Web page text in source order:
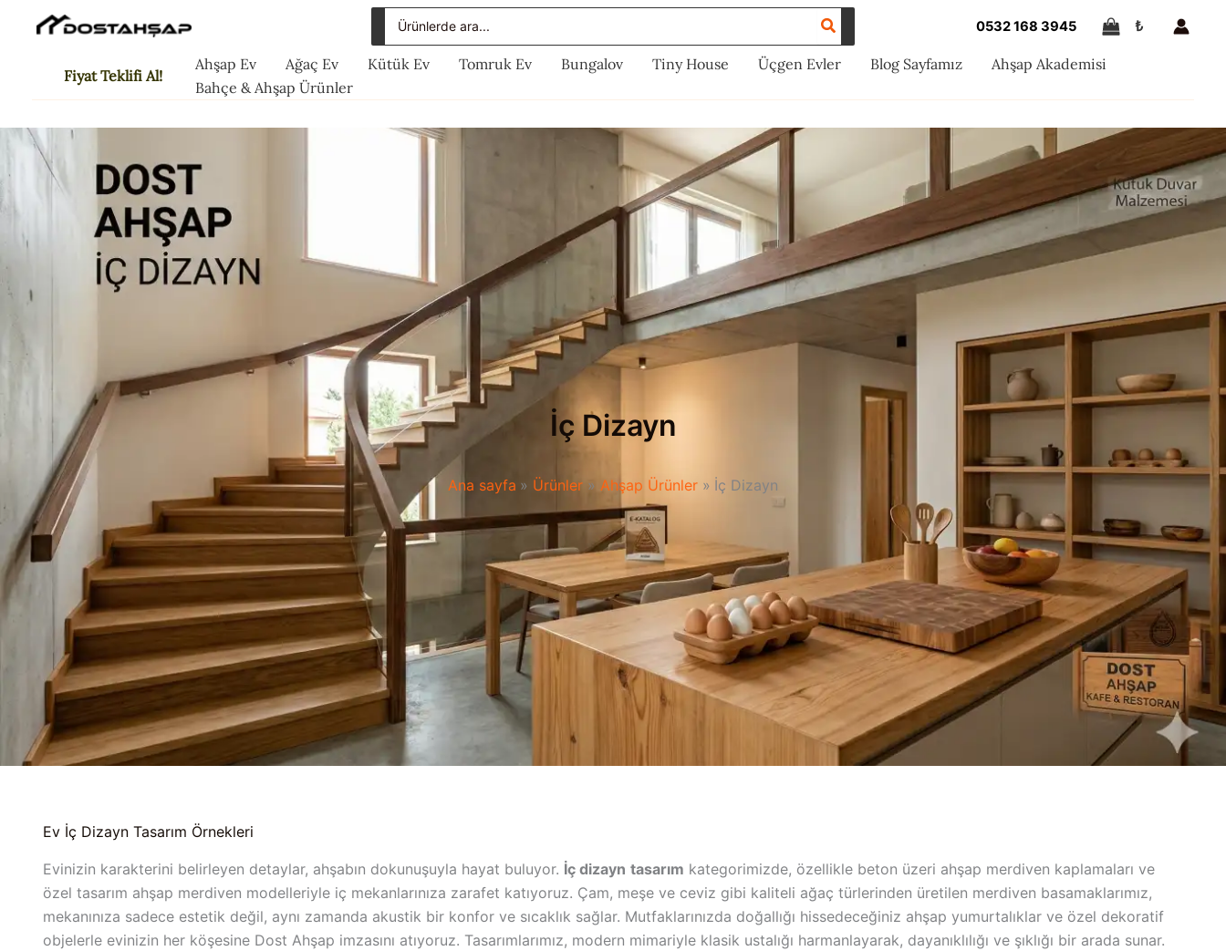
Search
for:
0532 168 3945 ₺
Fiyat Teklifi Al!
Ahşap Ev Ağaç Ev Kütük Ev Tomruk Ev Bungalov Tiny House Üçgen Evler Blog Sayfamız
Ahşap Akademisi
Bahçe & Ahşap Ürünler
İç Dizayn
Ana sayfa Ürünler Ahşap Ürünler İç Dizayn
Ev İç Dizayn Tasarım Örnekleri
Evinizin karakterini belirleyen detaylar, ahşabın dokunuşuyla hayat buluyor. İç dizayn tasarım kategorimizde, özellikle beton üzeri ahşap merdiven kaplamaları ve
özel tasarım ahşap merdiven modelleriyle iç mekanlarınıza zarafet katıyoruz. Çam, meşe ve ceviz gibi kaliteli ağaç türlerinden üretilen merdiven basamaklarımız,
mekanınıza sadece estetik değil, aynı zamanda akustik bir konfor ve sıcaklık sağlar. Mutfaklarınızda doğallığı hissedeceğiniz ahşap yumurtalıklar ve özel dekoratif
objelerle evinizin her köşesine Dost Ahşap imzasını atıyoruz. Tasarımlarımız, modern mimariyle klasik ustalığı harmanlayarak, dayanıklılığı ve şıklığı bir arada sunar.